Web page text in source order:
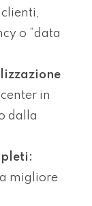
o “data
in
dalla
migliore